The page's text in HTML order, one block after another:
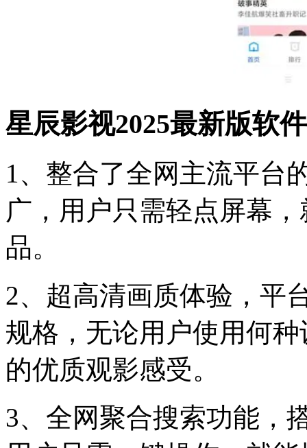
星辰影视2025最新版软
1、整合了全网主流平台
广，用户只需轻点屏幕
品。
2、超高清画质体验，平
规格，无论用户使用何
的优质观影感受。
3、全网聚合搜索功能，